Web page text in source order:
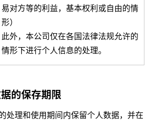
易对方等的利益，基本权利或自由的情
形）
此外，本公司仅在各国法律法规允许的
情形下进行个人信息的处理。
的保存期限
处理和使用期间内保留个人数据，并在